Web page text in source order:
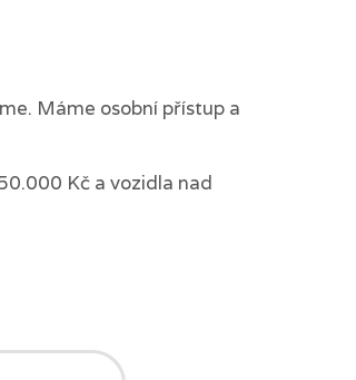
Máme osobní přístup a
Kč a vozidla nad